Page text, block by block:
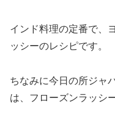
インド料理の定番で、
ッシーのレシピです。
ちなみに今日の所ジャ
は、フローズンラッシー